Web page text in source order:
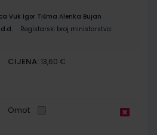
Vuk Igor Tišma Alenka Bujan
d.d.
Registarski broj ministarstva:
CIJENA: 13,60 €
Omot